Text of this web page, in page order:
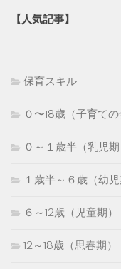
【人気記事】
保育スキル
０〜18歳（子育ての
０～１歳半（乳児期
１歳半～６歳（幼児
６～12歳（児童期）
12～18歳（思春期）